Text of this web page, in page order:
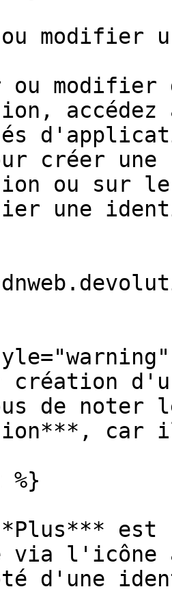
ou modifier
ou
créer
ou sur le
une
création
de noter
car
%}
est
via
d'une